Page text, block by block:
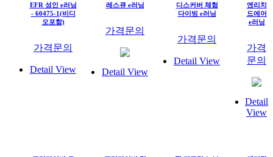
EFR 성인 e러닝
- 60475-1(비디
오포함)
가격문의
Detail View
레스큐 e러닝
가격문의
Detail View
디스커버 체험
다이빙 e러닝
가격문의
Detail View
엔리치
드에어
e러닝
가격
문의
Detail
View